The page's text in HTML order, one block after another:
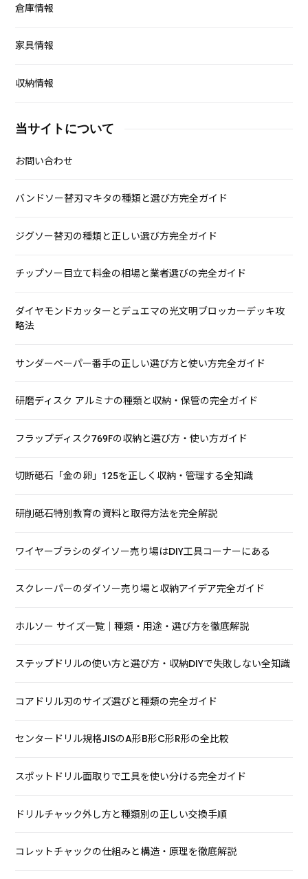
倉庫情報
家具情報
収納情報
当サイトについて
お問い合わせ
バンドソー替刃マキタの種類と選び方完全ガイド
ジグソー替刃の種類と正しい選び方完全ガイド
チップソー目立て料金の相場と業者選びの完全ガイド
ダイヤモンドカッターとデュエマの光文明ブロッカーデッキ攻
略法
サンダーペーパー番手の正しい選び方と使い方完全ガイド
研磨ディスク アルミナの種類と収納・保管の完全ガイド
フラップディスク769Fの収納と選び方・使い方ガイド
切断砥石「金の卵」125を正しく収納・管理する全知識
研削砥石特別教育の資料と取得方法を完全解説
ワイヤーブラシのダイソー売り場はDIY工具コーナーにある
スクレーパーのダイソー売り場と収納アイデア完全ガイド
ホルソー サイズ一覧｜種類・用途・選び方を徹底解説
ステップドリルの使い方と選び方・収納DIYで失敗しない全知識
コアドリル刃のサイズ選びと種類の完全ガイド
センタードリル規格JISのA形B形C形R形の全比較
スポットドリル面取りで工具を使い分ける完全ガイド
ドリルチャック外し方と種類別の正しい交換手順
コレットチャックの仕組みと構造・原理を徹底解説